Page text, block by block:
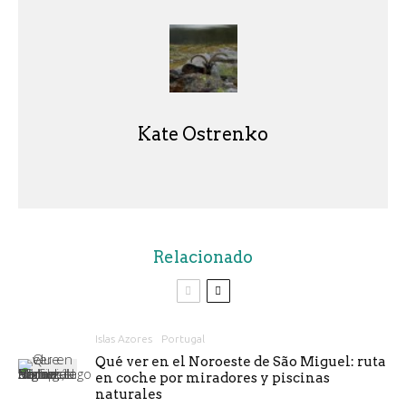
Kate Ostrenko
Relacionado
Islas Azores Portugal
Qué ver en el Noroeste de São Miguel: ruta
en coche por miradores y piscinas
naturales